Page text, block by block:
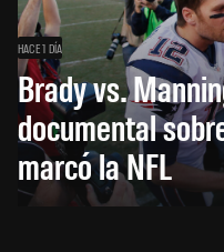
HACE 1 DÍA
Brady vs.
documental
marcó la NFL